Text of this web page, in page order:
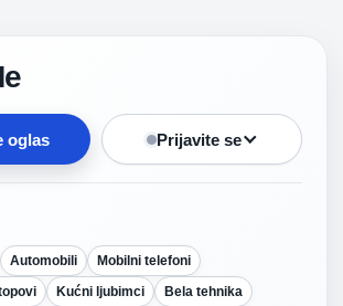
oglas Prijavite se
Automobili
Mobilni telefoni
Kućni ljubimci
Bela tehnika